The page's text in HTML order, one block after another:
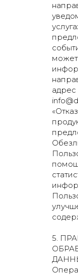
может
адрес
5.